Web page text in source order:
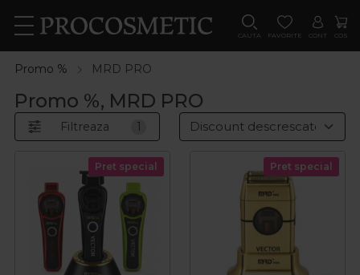
CAUTA FAVORITE CONT COS
Promo % MRD PRO
Promo %, MRD PRO
Filtreaza 1
Pret special Pret special